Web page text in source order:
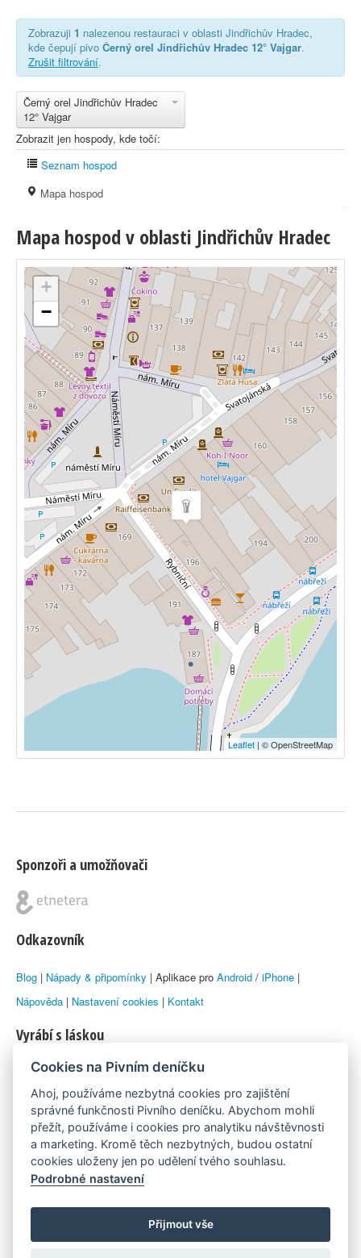
Zobrazuji 1 nalezenou restauraci v oblasti Jindřichův Hradec,
kde čepují pivo Černý orel Jindřichův Hradec 12° Vajgar.
Zrušit filtrování.
Černý orel Jindřichův Hradec
12° Vajgar
Zobrazit jen hospody, kde točí:
Seznam hospod
Mapa hospod
Mapa hospod v oblasti Jindřichův Hradec
+
−
Leaflet | © OpenStreetMap
Sponzoři a umožňovači
Odkazovník
Blog | Nápady & připomínky | Aplikace pro Android / iPhone |
Nápověda | Nastavení cookies | Kontakt
Vyrábí s láskou
© 2010–2026 byLukáš Zemanaka Emka
Máme rádi
Pivní.info
Poznámka pod čarou
Pivní deníček je nezávislý zdroj, který není spjat s žádným
konkrétním pivovarem ani restaurací. Názory uživatelů nemusí nutně
Cookies na Pivním deníčku
Ahoj, používáme nezbytná cookies pro zajištění
správné funkčnosti Pivního deníčku. Abychom mohli
přežít, používáme i cookies pro analytiku návštěvnosti
a marketing. Kromě těch nezbytných, budou ostatní
cookies uloženy jen po udělení tvého souhlasu.
Podrobné nastavení
Přijmout vše